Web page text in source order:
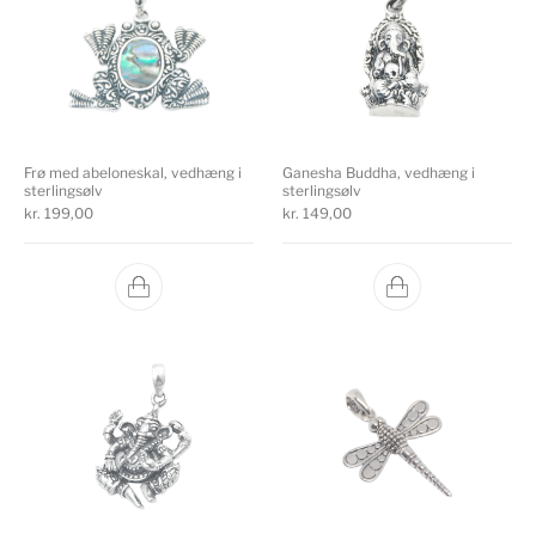
Frø med abeloneskal, vedhæng i
sterlingsølv
kr. 199,00
Ganesha Buddha, vedhæng i
sterlingsølv
kr. 149,00